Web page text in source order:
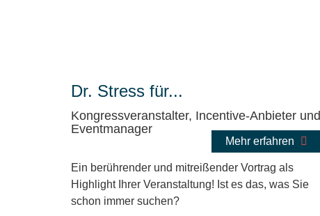
Dr. Stress für...
Kongressveranstalter, Incentive-Anbieter und
Eventmanager
Mehr erfahren
Ein berührender und mitreißender Vortrag als
Highlight Ihrer Veranstaltung! Ist es das, was Sie
schon immer suchen?